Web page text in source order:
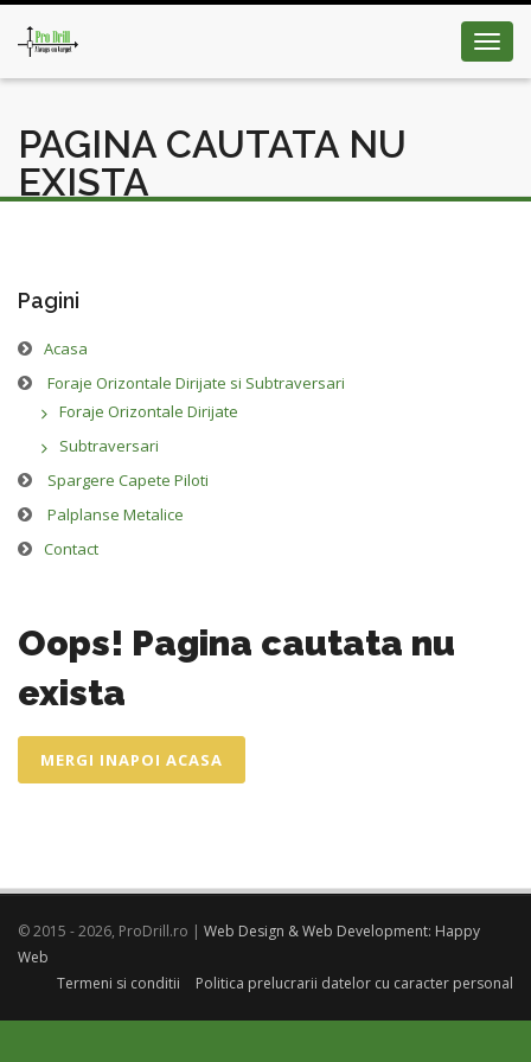
PAGINA CAUTATA NU
EXISTA
Pagini
Acasa
Foraje Orizontale Dirijate si Subtraversari
Foraje Orizontale Dirijate
Subtraversari
Spargere Capete Piloti
Palplanse Metalice
Contact
Oops! Pagina cautata nu
exista
MERGI INAPOI ACASA
© 2015 - 2026, ProDrill.ro | Web Design & Web Development: Happy
Web
Termeni si conditii
Politica prelucrarii datelor cu caracter personal